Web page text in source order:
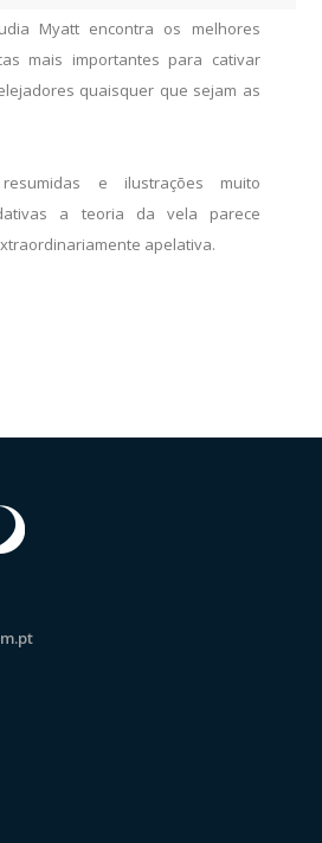
Myatt encontra os melhores
mais importantes para cativar
quaisquer que sejam as
e ilustrações muito
a teoria da vela parece
apelativa.